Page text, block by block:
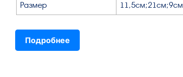
Размер 11,5см;21см;9см
Подробнее